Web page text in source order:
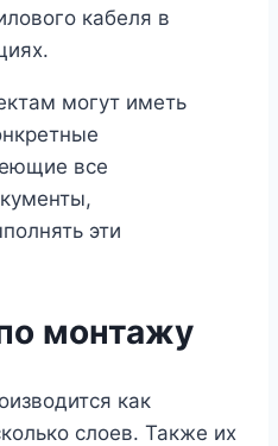
кабеля в
могут иметь
все
эти
монтажу
как
слоев. Также их